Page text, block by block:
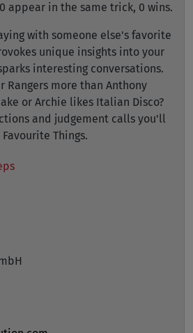
appear in the same trick, 0 wins.
with someone else's favorite
unique insights into your
interesting conversations.
Rangers more than Anthony
or Archie likes Italian Disco?
and judgement calls you'll
Things.